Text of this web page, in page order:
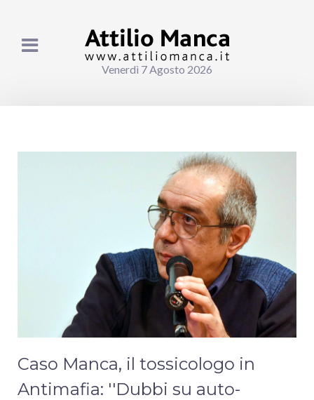
Venerdì 7 Agosto 2026
Caso Manca, il tossicologo in
Antimafia: ''Dubbi su auto-